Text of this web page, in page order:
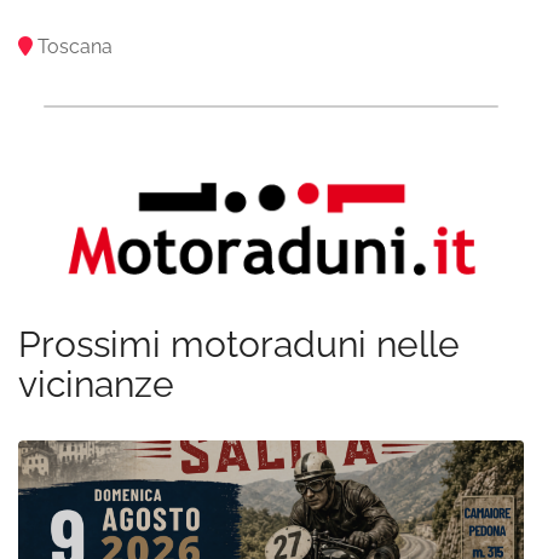
Toscana
Prossimi motoraduni nelle
vicinanze